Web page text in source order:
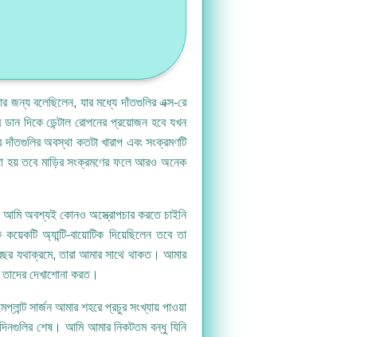
বলেছিলেন, যার মধ্যে দাঁতগুলির এক্স-রে
দিকে ডেন্টাল রোপনের প্রয়োজন হবে যখন
অবস্থা কতটা খারাপ এবং সংক্রমণটি
হয় তবে মাড়ির সংক্রমণের ফলে আরও অনেক
আমি অবশ্যই কোনও অস্ত্রোপচার করতে চাইনি
অ্যান্টি-বায়োটিক দিয়েছিলেন তবে তা
যথাক্রমে, তারা আমার সাথে থাকত। আমার
দেখাশোনা করত।
সার্জন আমার শহরে প্রচুর সংখ্যায় পাওয়া
শেষ। আমি আমার নিকটতম বন্ধু যিনি